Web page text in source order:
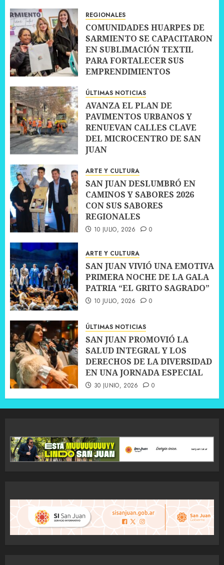
REGIONALES
COMUNIDADES HUARPES DE
SARMIENTO SE CAPACITARON
EN SUBLIMACIÓN TEXTIL
PARA FORTALECER SUS
EMPRENDIMIENTOS
ÚLTIMAS NOTICIAS
AVANZA EL PLAN DE
PAVIMENTOS URBANOS Y
RENUEVAN CALLES CLAVE
DEL MICROCENTRO DE SAN
JUAN
ARTE Y CULTURA
SAN JUAN DESLUMBRÓ EN
CAMINOS Y SABORES 2026
CON SUS SABORES
REGIONALES
10 JULIO, 2026 0
ARTE Y CULTURA
SAN JUAN VIVIÓ UNA EMOTIVA
PRIMERA NOCHE DE LA GALA
PATRIA “EL GRITO SAGRADO”
10 JULIO, 2026 0
ÚLTIMAS NOTICIAS
SAN JUAN PROMOVIÓ LA
SALUD INTEGRAL Y LOS
DERECHOS DE LA DIVERSIDAD
EN UNA JORNADA ESPECIAL
30 JUNIO, 2026 0